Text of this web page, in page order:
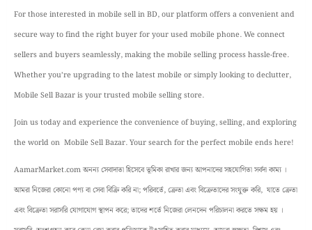
For those interested in mobile sell in BD, our platform offers a convenient and
secure way to find the right buyer for your used mobile phone. We connect
sellers and buyers seamlessly, making the mobile selling process hassle-free.
Whether you’re upgrading to the latest mobile or simply looking to declutter,
Mobile Sell Bazar is your trusted mobile selling store.
Join us today and experience the convenience of buying, selling, and exploring
the world on Mobile Sell Bazar. Your search for the perfect mobile ends here!
AamarMarket.com অনন্য সেবাদাতা হিসেবে ভূমিকা রাখার জন্য আপনাদের সহযোগিতা সর্বদা কাম্য ।
আমরা নিজেরা কোনো পণ্য বা সেবা বিক্রি করি না; পরিবর্তে, ক্রেতা এবং বিক্রেতাদের সংযুক্ত করি, যাতে ক্রেতা
এবং বিক্রেতা সরাসরি যোগাযোগ স্থাপন করে; তাদের শর্তে নিজেরা লেনদেন পরিচালনা করতে সক্ষম হয় ।